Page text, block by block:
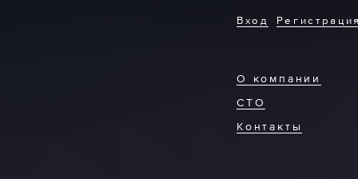
О компании
СТО
Контакты
Вход